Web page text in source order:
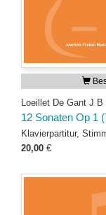
Loeillet De Gant J B
12 Sonaten Op 1
Klavierpartitur,
20,00 €